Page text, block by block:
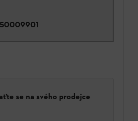
se na svého prodejce